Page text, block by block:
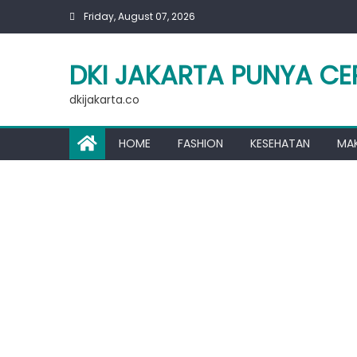
Friday, August 07, 2026
DKI JAKARTA PUNYA
dkijakarta.co
HOME FASHION KESEHATAN